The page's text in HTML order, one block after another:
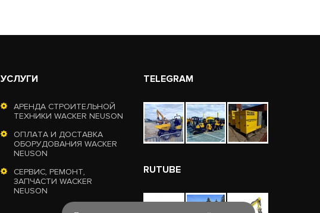
УСЛУГИ
АРЕНДА СТРОИТЕЛЬНОЙ
ТЕХНИКИ WACKER NEUSON
ОПЛАТА И ДОСТАВКА
ОБОРУДОВАНИЯ WACKER
NEUSON
СЕРВИС, РЕМОНТ,
ЗАПЧАСТИ WACKER
NEUSON
TELEGRAM
RUTUBE